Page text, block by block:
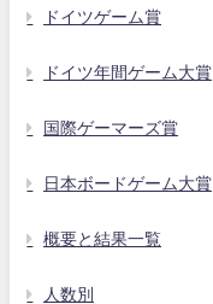
ドイツゲーム賞
ドイツ年間ゲーム大賞
国際ゲーマーズ賞
日本ボードゲーム大賞
概要と結果一覧
人数別